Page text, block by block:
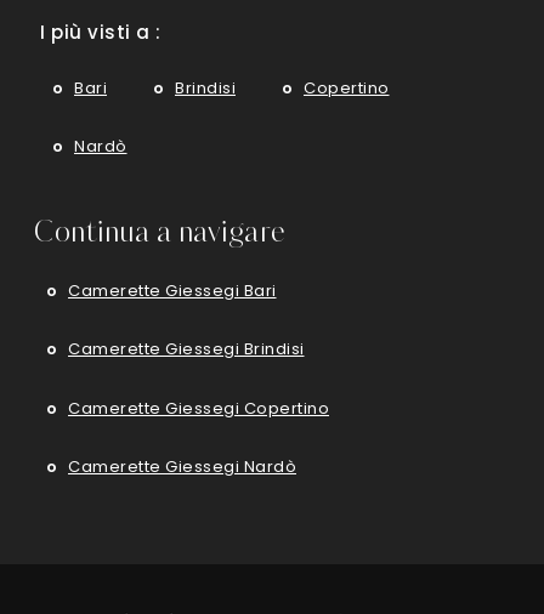
I più visti a :
Bari Brindisi Copertino
Nardò
Continua a navigare
Camerette Giessegi Bari
Camerette Giessegi Brindisi
Camerette Giessegi Copertino
Camerette Giessegi Nardò